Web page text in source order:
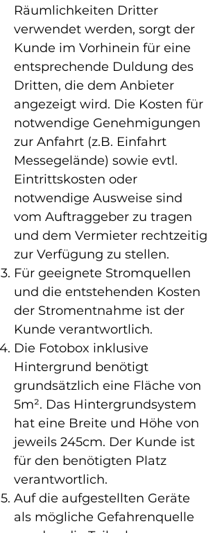
Räumlichkeiten Dritter
verwendet werden, sorgt der
Kunde im Vorhinein für eine
entsprechende Duldung des
Dritten, die dem Anbieter
angezeigt wird. Die Kosten für
notwendige Genehmigungen
zur Anfahrt (z.B. Einfahrt
Messegelände) sowie evtl.
Eintrittskosten oder
notwendige Ausweise sind
vom Auftraggeber zu tragen
und dem Vermieter rechtzeitig
zur Verfügung zu stellen.
Für geeignete Stromquellen
und die entstehenden Kosten
der Stromentnahme ist der
Kunde verantwortlich.
Die Fotobox inklusive
Hintergrund benötigt
grundsätzlich eine Fläche von
5m². Das Hintergrundsystem
hat eine Breite und Höhe von
jeweils 245cm. Der Kunde ist
für den benötigten Platz
verantwortlich.
Auf die aufgestellten Geräte
als mögliche Gefahrenquelle